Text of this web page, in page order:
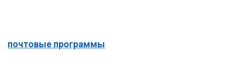
почтовые программы